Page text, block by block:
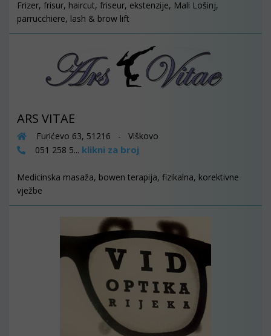
Frizer, frisur, haircut, friseur, ekstenzije, Mali Lošinj,
parrucchiere, lash & brow lift
ARS VITAE
Furićevo 63, 51216 - Viškovo
051 258 5... klikni za broj
Medicinska masaža, bowen terapija, fizikalna, korektivne
vježbe